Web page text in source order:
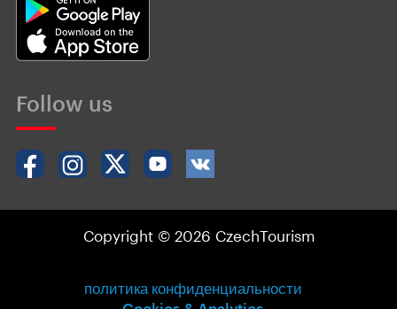
Follow us
Copyright © 2026 CzechTourism
политика конфиденциальности